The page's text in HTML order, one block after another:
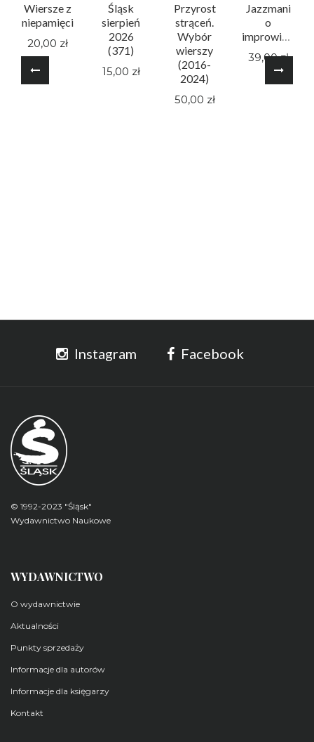
Wiersze z
niepamięci
20,00 zł
Śląsk
sierpień
2026
(371)
15,00 zł
Przyrost
strąceń.
Wybór
wierszy
(2016-
2024)
50,00 zł
Jazzmani
o
39,00 zł
Instagram Facebook
© 1992-2023 "Śląsk"
Wydawnictwo Naukowe
WYDAWNICTWO
O wydawnictwie
Aktualności
Punkty sprzedaży
Informacje dla autorów
Informacje dla księgarzy
Kontakt